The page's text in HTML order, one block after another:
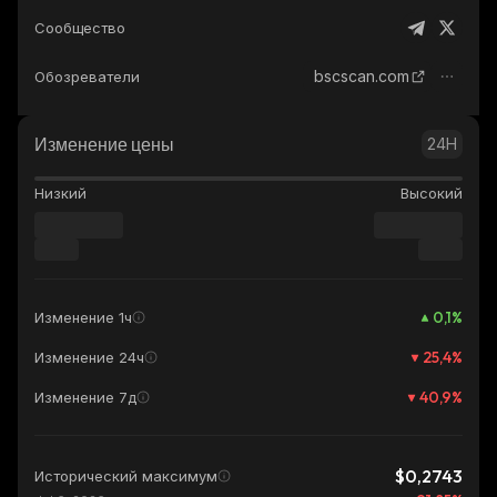
Сообщество
Обозреватели bscscan.com
Изменение цены 24H
Низкий Высокий
Изменение 1ч 0,1%
Изменение 24ч 25,4%
Изменение 7д 40,9%
Исторический максимум $0,2743